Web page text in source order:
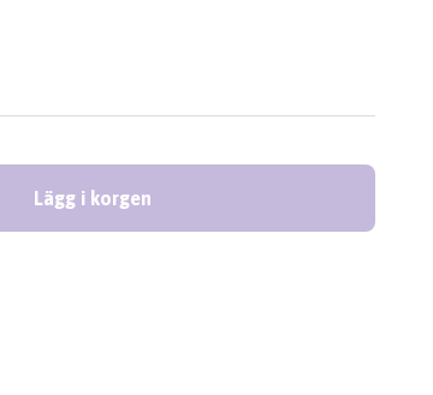
Lägg i korgen